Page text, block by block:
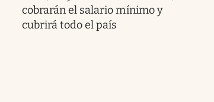
cobrarán el salario mínimo y
cubrirá todo el país